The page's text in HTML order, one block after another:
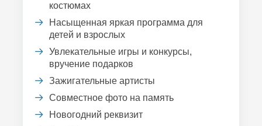
костюмах
Насыщенная яркая программа для
детей и взрослых
Увлекательные игры и конкурсы,
вручение подарков
Зажигательные артисты
Совместное фото на память
Новогодний реквизит